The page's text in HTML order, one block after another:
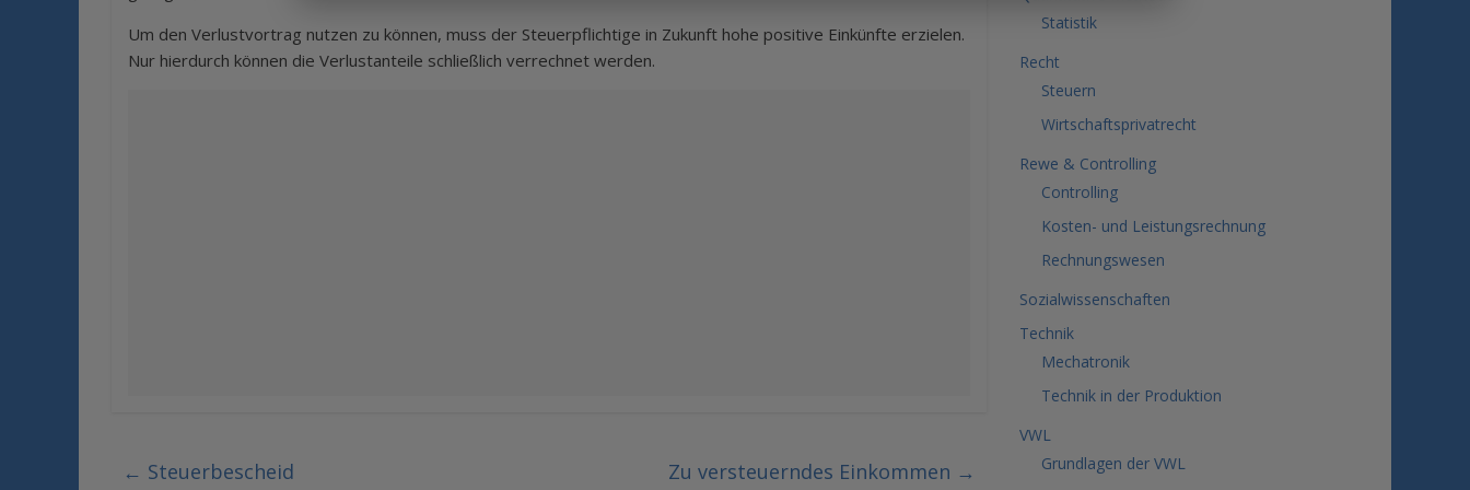
Um den Verlustvortrag nutzen zu können, muss der Steuerpflichtige in Zukunft hohe positive Einkünfte erzielen.
Nur hierdurch können die Verlustanteile schließlich verrechnet werden.
← Steuerbescheid Zu versteuerndes Einkommen →
Statistik
Recht
Steuern
Wirtschaftsprivatrecht
Rewe & Controlling
Controlling
Kosten- und Leistungsrechnung
Rechnungswesen
Sozialwissenschaften
Technik
Mechatronik
Technik in der Produktion
VWL
Grundlagen der VWL